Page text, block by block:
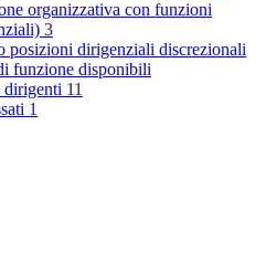
organizzativa con funzioni
3
posizioni dirigenziali discrezionali
funzione disponibili
dirigenti 11
1